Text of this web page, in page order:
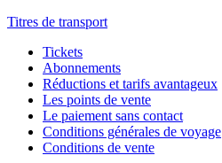
Titres de transport
Tickets
Abonnements
Réductions et tarifs avantageux
Les points de vente
Le paiement sans contact
Conditions générales de voyage
Conditions de vente